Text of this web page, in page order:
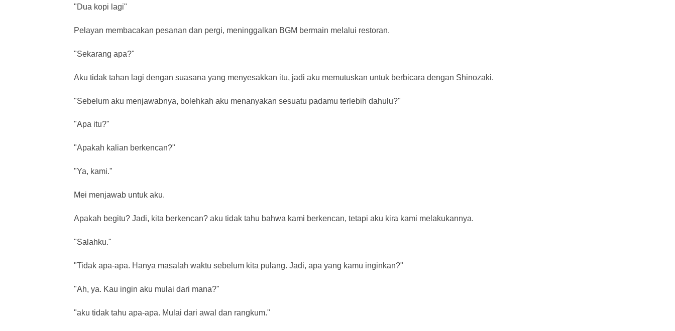
"Dua kopi lagi"
Pelayan membacakan pesanan dan pergi, meninggalkan BGM bermain melalui restoran.
"Sekarang apa?"
Aku tidak tahan lagi dengan suasana yang menyesakkan itu, jadi aku memutuskan untuk berbicara dengan Shinozaki.
"Sebelum aku menjawabnya, bolehkah aku menanyakan sesuatu padamu terlebih dahulu?"
"Apa itu?"
"Apakah kalian berkencan?"
"Ya, kami."
Mei menjawab untuk aku.
Apakah begitu? Jadi, kita berkencan? aku tidak tahu bahwa kami berkencan, tetapi aku kira kami melakukannya.
"Salahku."
"Tidak apa-apa. Hanya masalah waktu sebelum kita pulang. Jadi, apa yang kamu inginkan?"
"Ah, ya. Kau ingin aku mulai dari mana?"
"aku tidak tahu apa-apa. Mulai dari awal dan rangkum."